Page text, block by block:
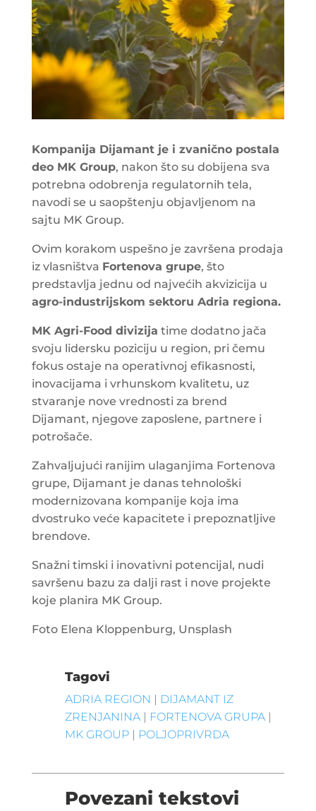
Kompanija Dijamant je i zvanično postala
deo MK Group, nakon što su dobijena sva
potrebna odobrenja regulatornih tela,
navodi se u saopštenju objavljenom na
sajtu MK Group.
Ovim korakom uspešno je završena prodaja
iz vlasništva Fortenova grupe, što
predstavlja jednu od najvećih akvizicija u
agro-industrijskom sektoru Adria regiona.
MK Agri-Food divizija time dodatno jača
svoju lidersku poziciju u region, pri čemu
fokus ostaje na operativnoj efikasnosti,
inovacijama i vrhunskom kvalitetu, uz
stvaranje nove vrednosti za brend
Dijamant, njegove zaposlene, partnere i
potrošače.
Zahvaljujući ranijim ulaganjima Fortenova
grupe, Dijamant je danas tehnološki
modernizovana kompanije koja ima
dvostruko veće kapacitete i prepoznatljive
brendove.
Snažni timski i inovativni potencijal, nudi
savršenu bazu za dalji rast i nove projekte
koje planira MK Group.
Foto Elena Kloppenburg, Unsplash
Tagovi
ADRIA REGION
DIJAMANT IZ
ZRENJANINA| FORTENOVA GRUPA|
MK GROUP| POLJOPRIVRDA
Povezani tekstovi